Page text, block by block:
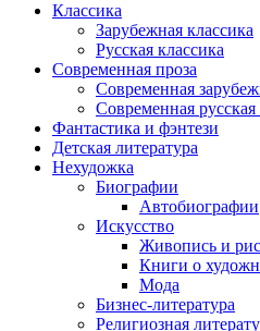
Классика
Зарубежная классика
Русская классика
Современная проза
Современная
Современная русская
Фантастика и фэнтези
Детская литература
Нехудожка
Биографии
Автобиографии
Искусство
Живопись и
Книги о
Мода
Бизнес-литература
Религиозная